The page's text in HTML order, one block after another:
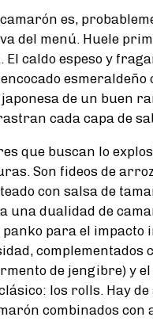
es,
del menú. Huele
El caldo espeso y
esmeraldeño
de un buen
cada capa de
que buscan lo
Son fideos de
con salsa de
una dualidad de
panko para el impacto
complementados
de jengibre) y
los rolls. Hay
combinados con